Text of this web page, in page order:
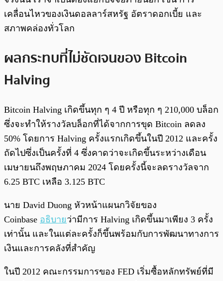
เคลื่อนไหวของเงินดอลลาร์สหรัฐ อัตราดอกเบี้ย และ
สภาพคล่องทั่วโลก
ผลกระทบที่ไม่ชัดเจนของ Bitcoin
Halving
Bitcoin Halving เกิดขึ้นทุก ๆ 4 ปี หรือทุก ๆ 210,000 บล็อก
ซึ่งจะทำให้รางวัลบล็อกที่ได้จากการขุด Bitcoin ลดลง
50% โดยการ Halving ครั้งแรกเกิดขึ้นในปี 2012 และครั้ง
ถัดไปซึ่งเป็นครั้งที่ 4 ซึ่งคาดว่าจะเกิดขึ้นระหว่างเดือน
เมษายนถึงพฤษภาคม 2024 โดยครั้งนี้จะลดรางวัลจาก
6.25 BTC เหลือ 3.125 BTC
นาย David Duong หัวหน้าแผนกวิจัยของ
Coinbase อธิบายว่ามีการ Halving เกิดขึ้นมาเพียง 3 ครั้ง
เท่านั้น และในแต่ละครั้งก็ขึ้นพร้อมกับการพัฒนาทางการ
เงินและการคลังที่สำคัญ
ในปี 2012 คณะกรรมการของ FED เริ่มซื้อหลักทรัพย์ที่มี